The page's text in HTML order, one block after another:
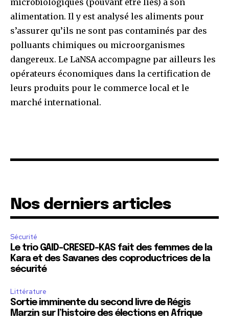
alimentation. Il y est analysé les aliments pour
s’assurer qu’ils ne sont pas contaminés par des
polluants chimiques ou microorganismes
dangereux. Le LaNSA accompagne par ailleurs les
opérateurs économiques dans la certification de
leurs produits pour le commerce local et le
marché international.
Nos derniers articles
Sécurité
Le trio GAID-CRESED-KAS fait des femmes de la
Kara et des Savanes des coproductrices de la
sécurité
Littérature
Sortie imminente du second livre de Régis
Marzin sur l’histoire des élections en Afrique